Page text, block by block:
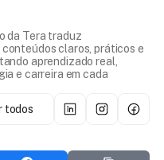
da Tera traduz
claros, práticos e
aprendizado real,
e carreira em cada
todos